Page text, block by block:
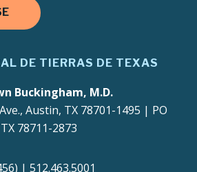
DE TIERRAS DE TEXAS
Buckingham, M.D.
Austin, TX 78701-1495 | PO
78711-2873
| 512.463.5001